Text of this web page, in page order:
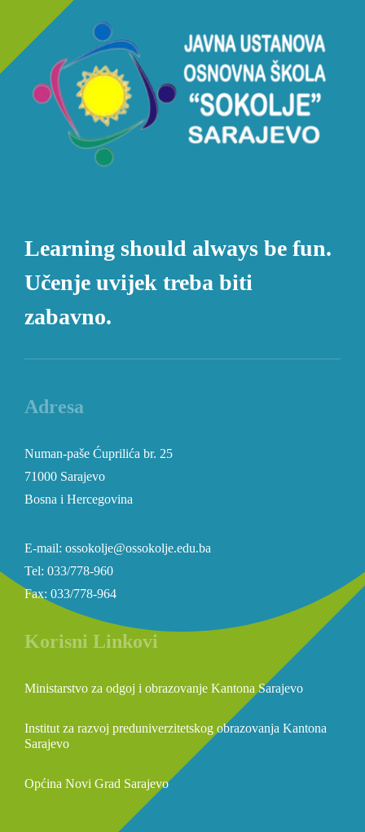
Learning should always be fun.
Učenje uvijek treba biti
zabavno.
Adresa
Numan-paše Ćuprilića br. 25
71000 Sarajevo
Bosna i Hercegovina
E-mail: ossokolje@ossokolje.edu.ba
Tel: 033/778-960
Fax: 033/778-964
Korisni Linkovi
Ministarstvo za odgoj i obrazovanje Kantona Sarajevo
Institut za razvoj preduniverzitetskog obrazovanja Kantona
Sarajevo
Općina Novi Grad Sarajevo